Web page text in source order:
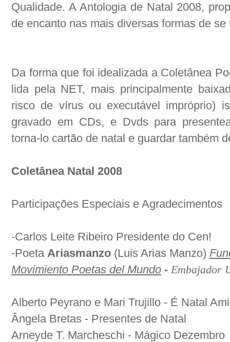
Qualidade. A Antologia de Natal 2008,
de encanto nas mais diversas formas de se
Da forma que foi idealizada a Coletânea
lida pela NET, mais principalmente
risco de vírus ou executável impróprio)
gravado em CDs, e Dvds para
torna-lo cartão de natal e guardar também
Coletânea Natal 2008
Participações Especiais e Agradecimentos
-Carlos Leite Ribeiro Presidente do Cen!
-Poeta Ariasmanzo (Luis Arias Manzo)
Movimiento Poetas del Mundo - Embajador
Alberto Peyrano e Mari Trujillo - É Natal
Ângela Bretas - Presentes de Natal
Arneyde T. Marcheschi - Mágico Dezembro